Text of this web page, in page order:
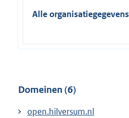
Alle organisatiegegevens
Domeinen (6)
open.hilversum.nl